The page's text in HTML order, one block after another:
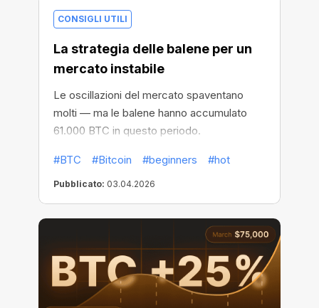
CONSIGLI UTILI
La strategia delle balene per un
mercato instabile
Le oscillazioni del mercato spaventano
molti — ma le balene hanno accumulato
61.000 BTC in questo periodo.
#BTC #Bitcoin #beginners #hot
Pubblicato: 03.04.2026